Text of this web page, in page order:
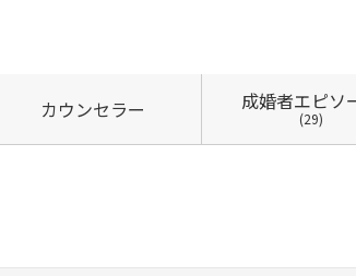
カウンセラー 成婚者エピソ
(29)